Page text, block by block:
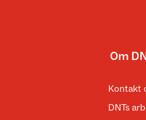
Om
Kontakt
DNTs